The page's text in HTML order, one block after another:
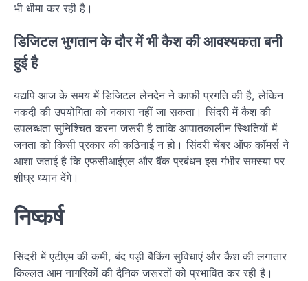
भी धीमा कर रही है।
डिजिटल भुगतान के दौर में भी कैश की आवश्यकता बनी
हुई है
यद्यपि आज के समय में डिजिटल लेनदेन ने काफी प्रगति की है, लेकिन
नकदी की उपयोगिता को नकारा नहीं जा सकता। सिंदरी में कैश की
उपलब्धता सुनिश्चित करना जरूरी है ताकि आपातकालीन स्थितियों में
जनता को किसी प्रकार की कठिनाई न हो। सिंदरी चेंबर ऑफ कॉमर्स ने
आशा जताई है कि एफसीआईएल और बैंक प्रबंधन इस गंभीर समस्या पर
शीघ्र ध्यान देंगे।
निष्कर्ष
सिंदरी में एटीएम की कमी, बंद पड़ी बैंकिंग सुविधाएं और कैश की लगातार
किल्लत आम नागरिकों की दैनिक जरूरतों को प्रभावित कर रही है।